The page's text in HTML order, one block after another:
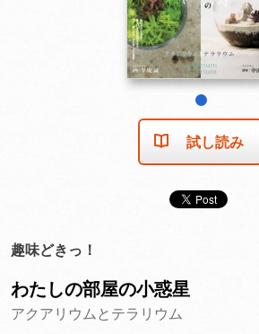
試し読み
趣味どきっ！
わたしの部屋の小惑星
アクアリウムとテラリウム